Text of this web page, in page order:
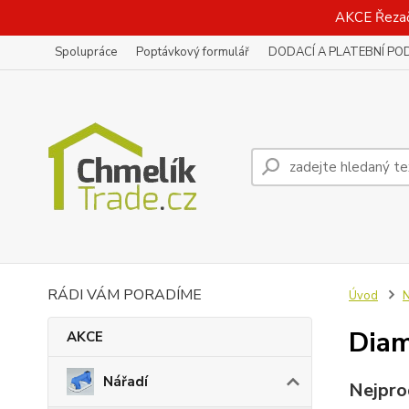
AKCE
Spolupráce Poptávkový formulář DODACÍ A PLATEBNÍ
RÁDI VÁM PORADÍME
AKCE
Nářadí
Úvod